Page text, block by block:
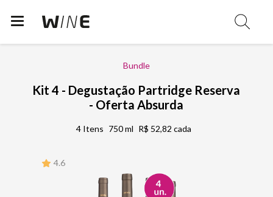
Bundle
Kit 4 - Degustação Partridge Reserva
- Oferta Absurda
4 Itens 750 ml R$ 52,82 cada
4.6